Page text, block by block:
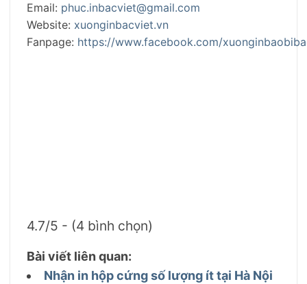
Email: phuc.inbacviet@gmail.com
Website: xuonginbacviet.vn
Fanpage: https://www.facebook.com/
4.7/5 - (4 bình chọn)
Bài viết liên quan:
Nhận in hộp cứng số lượng ít tại Hà Nội